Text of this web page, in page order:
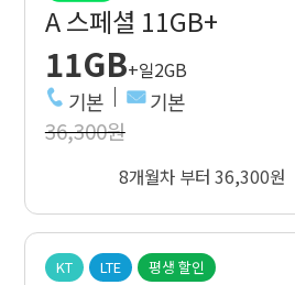
A 스페셜 11GB+
11GB+일2GB
기본 기본
36,300원
8개월차 부터 36,300원
KT LTE 평생 할인